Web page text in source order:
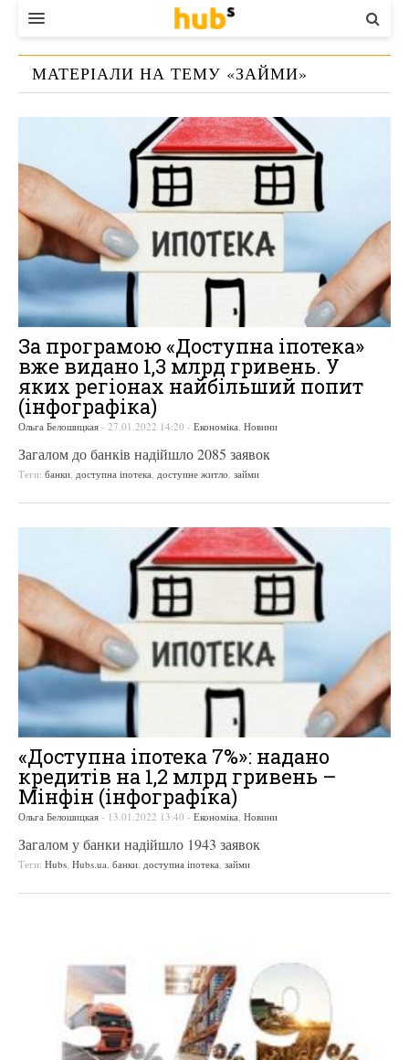
ВЛАДА
ЕКОНОМІКА
КОНТАКТИ
МАТЕРІАЛИ НА ТЕМУ «ЗАЙМИ»
За програмою «Доступна іпотека»
вже видано 1,3 млрд гривень. У
яких регіонах найбільший попит
(інфографіка)
Ольга Белошицкая - 27.01.2022 14:20 - Економіка Новини
Загалом до банків надійшло 2085 заявок
Теги: банки доступна іпотека доступне житло займи
«Доступна іпотека 7%»: надано
кредитів на 1,2 млрд гривень –
Мінфін (інфографіка)
Ольга Белошицкая - 13.01.2022 13:40 - Економіка, Новини
Загалом у банки надійшло 1943 заявок
Теги: Hubs, Hubs.ua, банки, доступна іпотека, займи